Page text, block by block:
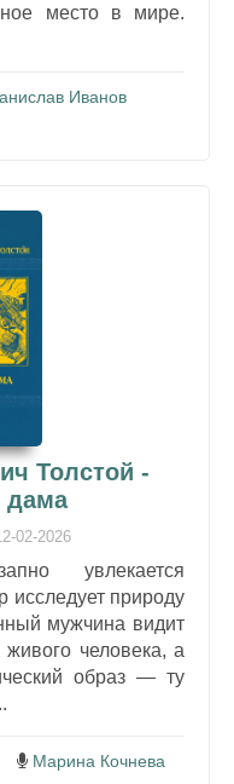
место в мире.
Иванов
Толстой -
дама
02-2026
увлекается
исследует природу
мужчина видит
человека, а
образ — ту
Марина Кочнева